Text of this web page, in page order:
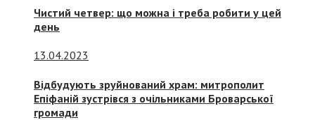
Чистий четвер: що можна і треба робити у цей
день
13.04.2023
Відбудують зруйнований храм: митрополит
Епіфаній зустрівся з очільниками Броварської
громади